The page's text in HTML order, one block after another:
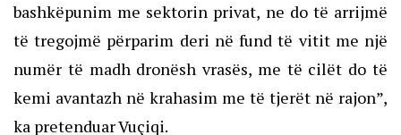
bashkëpunim me sektorin privat, ne do të arrijmë
të tregojmë përparim deri në fund të vitit me një
numër të madh dronësh vrasës, me të cilët do të
kemi avantazh në krahasim me të tjerët në rajon”,
ka pretenduar Vuçiqi.